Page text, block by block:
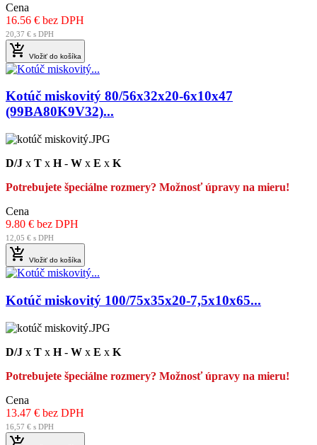
Cena
16.56 € bez DPH
20,37 € s DPH
 Vložiť do košíka
Kotúč miskovitý 80/56x32x20-6x10x47
(99BA80K9V32)...
D/J x T x H- W x E x K
Potrebujete špeciálne rozmery? Možnosť úpravy na mieru!
Cena
9.80 € bez DPH
12,05 € s DPH
 Vložiť do košíka
Kotúč miskovitý 100/75x35x20-7,5x10x65...
D/J x T x H- W x E x K
Potrebujete špeciálne rozmery? Možnosť úpravy na mieru!
Cena
13.47 € bez DPH
16,57 € s DPH